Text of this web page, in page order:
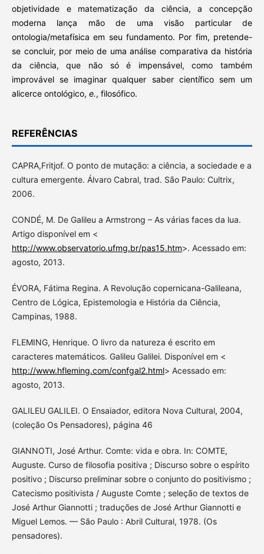
objetividade e matematização da ciência, a concepção
moderna lança mão de uma visão particular de
ontologia/metafísica em seu fundamento. Por fim, pretende-
se concluir, por meio de uma análise comparativa da história
da ciência, que não só é impensável, como também
improvável se imaginar qualquer saber científico sem um
alicerce ontológico, e., filosófico.
REFERÊNCIAS
CAPRA,Fritjof. O ponto de mutação: a ciência, a sociedade e a
cultura emergente. Álvaro Cabral, trad. São Paulo: Cultrix,
2006.
CONDÉ, M. De Galileu a Armstrong – As várias faces da lua.
Artigo disponível em <
http://www.observatorio.ufmg.br/pas15.htm>. Acessado em:
agosto, 2013.
ÉVORA, Fátima Regina. A Revolução copernicana-Galileana,
Centro de Lógica, Epistemologia e História da Ciência,
Campinas, 1988.
FLEMING, Henrique. O livro da natureza é escrito em
caracteres matemáticos. Galileu Galilei. Disponível em <
http://www.hfleming.com/confgal2.html> Acessado em:
agosto, 2013.
GALILEU GALILEI. O Ensaiador, editora Nova Cultural, 2004,
(coleção Os Pensadores), página 46
GIANNOTI, José Arthur. Comte: vida e obra. In: COMTE,
Auguste. Curso de filosofia positiva ; Discurso sobre o espírito
positivo ; Discurso preliminar sobre o conjunto do positivismo ;
Catecismo positivista / Auguste Comte ; seleção de textos de
José Arthur Giannotti ; traduções de José Arthur Giannotti e
Miguel Lemos. — São Paulo : Abril Cultural, 1978. (Os
pensadores).